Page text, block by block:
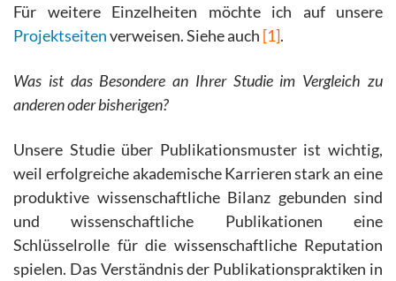
Für weitere Einzelheiten möchte ich auf unsere
Projektseitenverweisen. Siehe auch [1].
Was ist das Besondere an Ihrer Studie im Vergleich zu
anderen oder bisherigen?
Unsere Studie über Publikationsmuster ist wichtig,
weil erfolgreiche akademische Karrieren stark an eine
produktive wissenschaftliche Bilanz gebunden sind
und wissenschaftliche Publikationen eine
Schlüsselrolle für die wissenschaftliche Reputation
spielen. Das Verständnis der Publikationspraktiken in